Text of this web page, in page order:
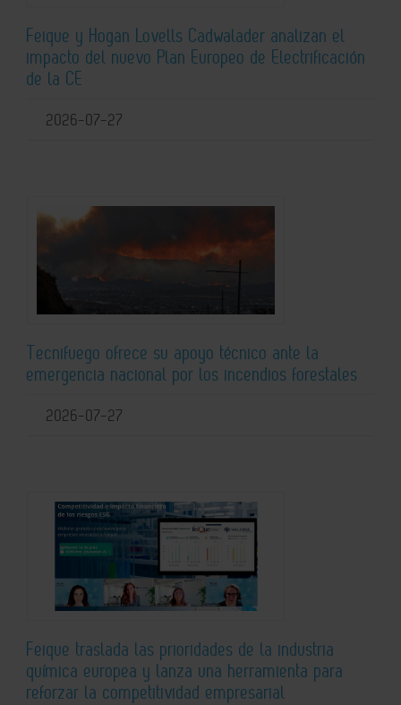
Feique y Hogan Lovells Cadwalader analizan el
impacto del nuevo Plan Europeo de Electrificación
de la CE
2026-07-27
Tecnifuego ofrece su apoyo técnico ante la
emergencia nacional por los incendios forestales
2026-07-27
Feique traslada las prioridades de la industria
química europea y lanza una herramienta para
reforzar la competitividad empresarial